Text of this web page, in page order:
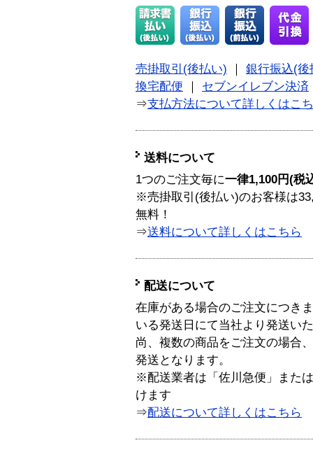
売掛取引(後払い)
銀行振込(後
換宅配便
セブンイレブン決済
⇒支払方法について詳しくはこ
送料について
1つのご注文毎に一律1,100円(税
※売掛取引(後払い)のお客様は
無料！
⇒送料について詳しくはこちら
配送について
在庫がある場合のご注文につき
いる発送日にて当社より発送い
尚、複数の商品をご注文の場合
発送となります。
※配送業者は「佐川急便」また
けます
⇒配送について詳しくはこちら